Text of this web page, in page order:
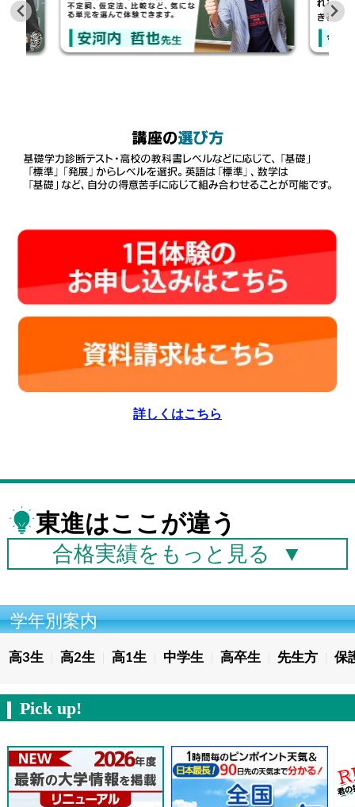
詳しくはこちら
東進はここが違う
合格実績を もっと見る ▼